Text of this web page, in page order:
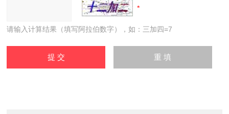
请输入计算结果（填写阿拉伯数字），如：三加四=7